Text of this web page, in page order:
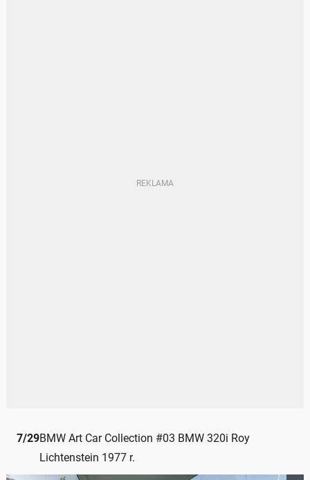
7/29BMW Art Car Collection #03 BMW 320i Roy
Lichtenstein 1977 r.